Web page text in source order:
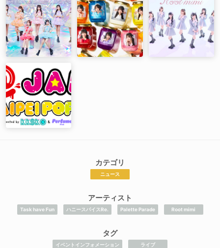
カテゴリ
ニュース
アーティスト
Task have Fun ハニースパイスRe. Palette Parade Root mimi
タグ
イベントインフォメーション ライブ